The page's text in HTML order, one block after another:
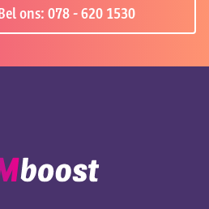
ons: 078 - 620 1530